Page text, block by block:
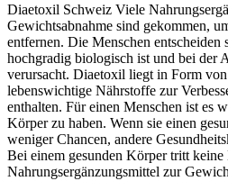
Diaetoxil Schweiz Viele
Gewichtsabnahme sind gekommen,
entfernen. Die Menschen entscheiden
hochgradig biologisch ist und bei der
verursacht. Diaetoxil liegt in Form
lebenswichtige Nährstoffe zur
enthalten. Für einen Menschen ist es
Körper zu haben. Wenn sie einen
weniger Chancen, andere
Bei einem gesunden Körper tritt
Nahrungsergänzungsmittel zur